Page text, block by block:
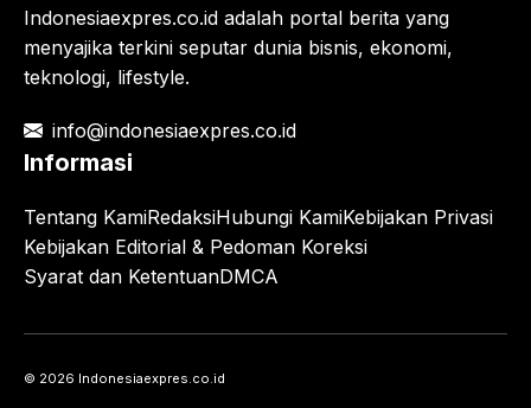
Indonesiaexpres.co.id adalah portal berita yang
menyajika terkini seputar dunia bisnis, ekonomi,
teknologi, lifestyle.
info@indonesiaexpres.co.id
Informasi
Tentang KamiRedaksiHubungi KamiKebijakan Privasi
Kebijakan Editorial & Pedoman Koreksi
Syarat dan KetentuanDMCA
© 2026 Indonesiaexpres.co.id